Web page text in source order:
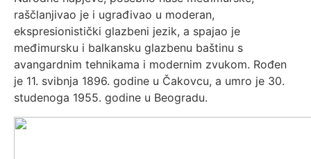
raščlanjivao je i ugrađivao u moderan,
ekspresionistički glazbeni jezik, a spajao je
međimursku i balkansku glazbenu baštinu s
avangardnim tehnikama i modernim zvukom. Rođen
je 11. svibnja 1896. godine u Čakovcu, a umro je 30.
studenoga 1955. godine u Beogradu.